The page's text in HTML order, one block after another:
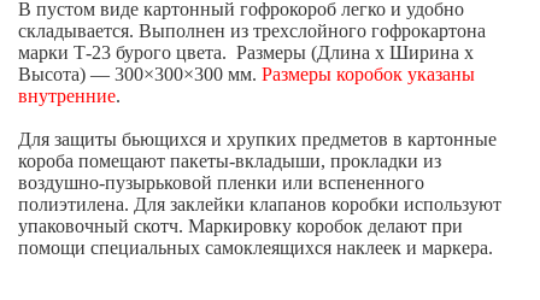
В пустом виде картонный гофрокороб легко и удобно
складывается. Выполнен из трехслойного гофрокартона
марки Т-23 бурого цвета. Размеры (Длина х Ширина х
Высота) — 300×300×300 мм. Размеры коробок указаны
внутренние.
Для защиты бьющихся и хрупких предметов в картонные
короба помещают пакеты-вкладыши, прокладки из
воздушно-пузырьковой пленки или вспененного
полиэтилена. Для заклейки клапанов коробки используют
упаковочный скотч. Маркировку коробок делают при
помощи специальных самоклеящихся наклеек и маркера.